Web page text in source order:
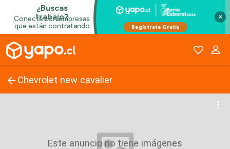
×
Chevrolet new cavalier
Este anuncio no tiene imágenes